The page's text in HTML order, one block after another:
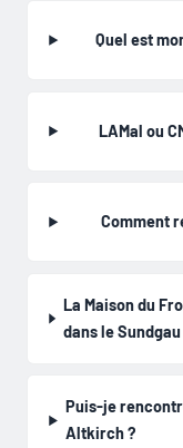
Quel est
LAMal ou
Comment
La Maison du
dans le Sundgau
Puis-je
Altkirch ?